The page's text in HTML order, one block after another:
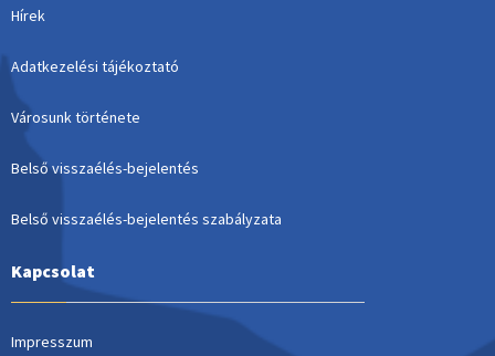
Hírek
Adatkezelési tájékoztató
Városunk története
Belső visszaélés-bejelentés
Belső visszaélés-bejelentés szabályzata
Kapcsolat
Impresszum